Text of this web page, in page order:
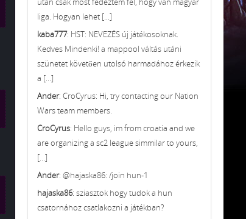
liga. Hogyan lehet [...]
kaba777: HST: NEVEZÉS új játékosoknak.
Kedves Mindenki! a mappool váltás utáni
szünetet követően utolsó harmadához érkezik
a [...]
Ander: CroCyrus: Hi, try contacting our Nation
Wars team members.
CroCyrus: Hello guys, im from croatia and we
are organizing a sc2 league simmilar to yours,
[...]
Ander: @hajaska86: /join hun-1
hajaska86: sziasztok hogy tudok a hun
csatornához csatlakozni a játékban?